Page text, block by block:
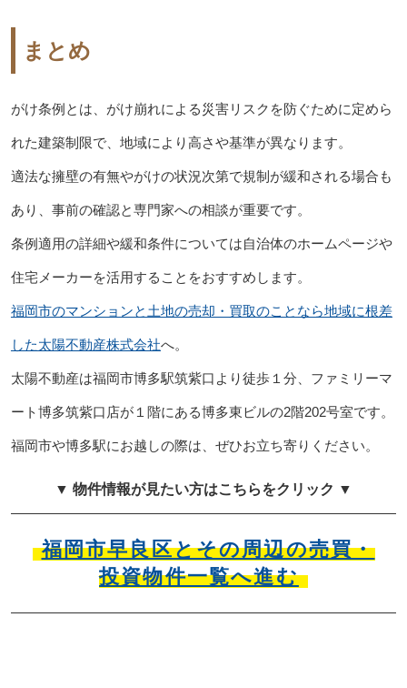
まとめ
がけ条例とは、がけ崩れによる災害リスクを防ぐために定めら
れた建築制限で、地域により高さや基準が異なります。
適法な擁壁の有無やがけの状況次第で規制が緩和される場合も
あり、事前の確認と専門家への相談が重要です。
条例適用の詳細や緩和条件については自治体のホームページや
住宅メーカーを活用することをおすすめします。
福岡市のマンションと土地の売却・買取のことなら地域に根差
した太陽不動産株式会社へ。
太陽不動産は福岡市博多駅筑紫口より徒歩１分、ファミリーマ
ート博多筑紫口店が１階にある博多東ビルの2階202号室です。
福岡市や博多駅にお越しの際は、ぜひお立ち寄りください。
▼ 物件情報が見たい方はこちらをクリック ▼
福岡市早良区とその周辺の売買・
投資物件一覧へ進む